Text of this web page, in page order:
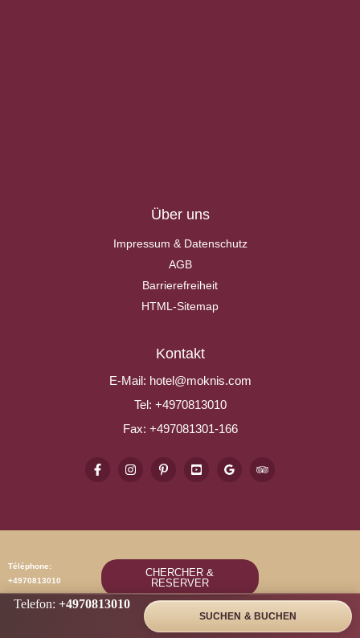
Über uns
Impressum & Datenschutz
AGB
Barrierefreiheit
HTML-Sitemap
Kontakt
E-Mail: hotel@moknis.com
Tel: +4970813010
Fax: +497081301-166
Telefon:+4970813010
SUCHEN & BUCHEN
Téléphone:
+4970813010
CHERCHER &
RESERVER